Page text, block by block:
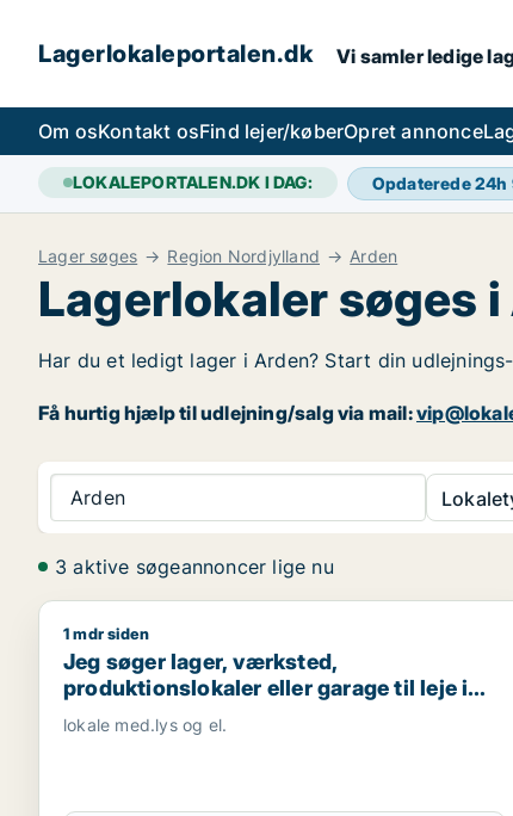
Lagerlokaleportalen.dk Vi samler ledige
Om osKontakt osFind lejer/køberOpret annonce
LOKALEPORTALEN.DK I DAG: Opdaterede 24h
Lager søges Region Nordjylland Arden
Lagerlokaler søges
Har du et ledigt lager i Arden? Start din
Få hurtig hjælp til udlejning/salg via mail:
Arden
3 aktive søgeannoncer lige nu
Jeg søger lager, værksted, produktionslokaler
1 mdr siden
Jeg søger lager, værksted,
produktionslokaler eller garage til leje i
Tjele, Fårup eller Mariagerfjord m.fl.
lokale med.lys og el.